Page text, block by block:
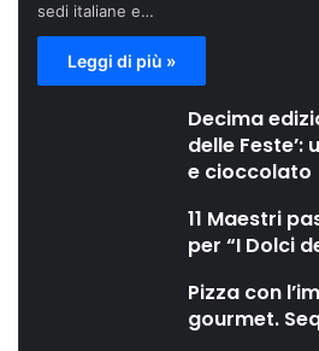
sedi italiane e…
Leggi di più »
Decima
delle
e cioccolato
11 Maestri
per “I Dolci
Pizza con
gourmet.